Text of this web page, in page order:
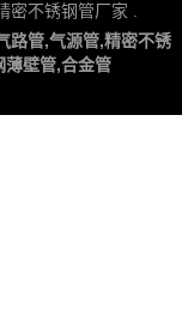
密不锈钢管厂家 .
路管,气源管,精密不锈
薄壁管,合金管